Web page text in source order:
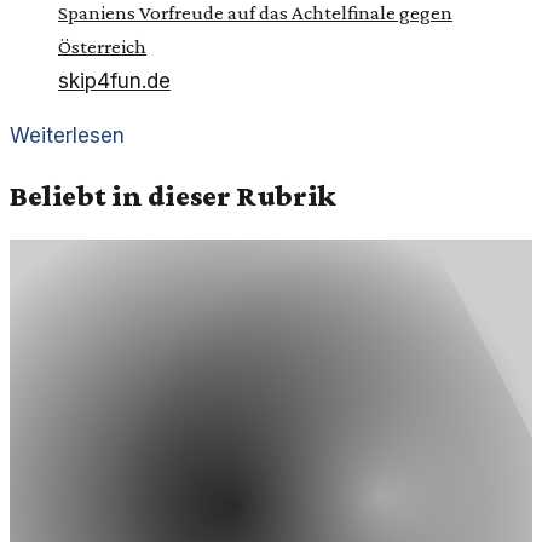
Spaniens Vorfreude auf das Achtelfinale gegen
Österreich
skip4fun.de
Weiterlesen
Beliebt in dieser Rubrik